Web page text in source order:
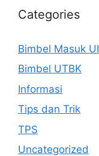
Categories
Bimbel Masuk UI
Bimbel UTBK
Informasi
Tips dan Trik
TPS
Uncategorized